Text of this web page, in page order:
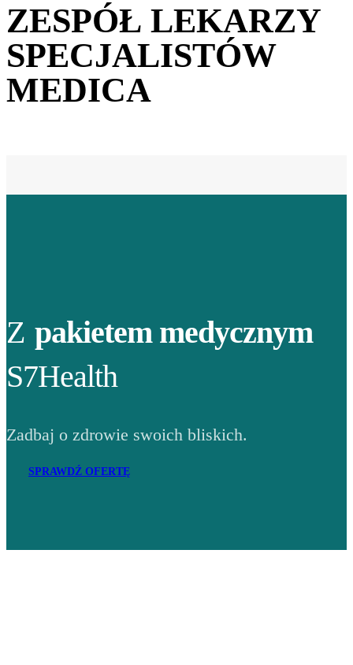
ZESPÓŁ LEKARZY
SPECJALISTÓW
MEDICA
Z pakietem medycznym
S7Health
Zadbaj o zdrowie swoich bliskich.
SPRAWDŹ OFERTĘ